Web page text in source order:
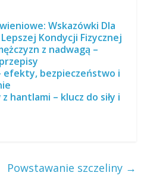
Wskazówki Dla
Kondycji Fizycznej
z nadwagą –
efekty, bezpieczeństwo i
hantlami – klucz do siły i
Powstawanie szczeliny →